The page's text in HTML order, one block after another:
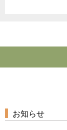
お知らせ